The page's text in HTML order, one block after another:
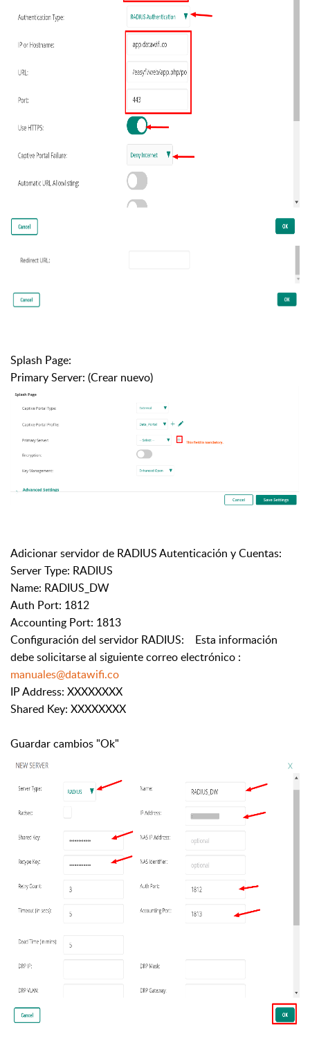
Splash Page:
Primary Server: (Crear nuevo)
Adicionar servidor de RADIUS Autenticación y Cuentas:
Server Type: RADIUS
Name: RADIUS_DW
Auth Port: 1812
Accounting Port: 1813
Configuración del servidor RADIUS: Esta información
debe solicitarse al siguiente correo electrónico :
manuales@datawifi.co
IP Address: XXXXXXXX
Shared Key: XXXXXXXX
Guardar cambios "Ok"